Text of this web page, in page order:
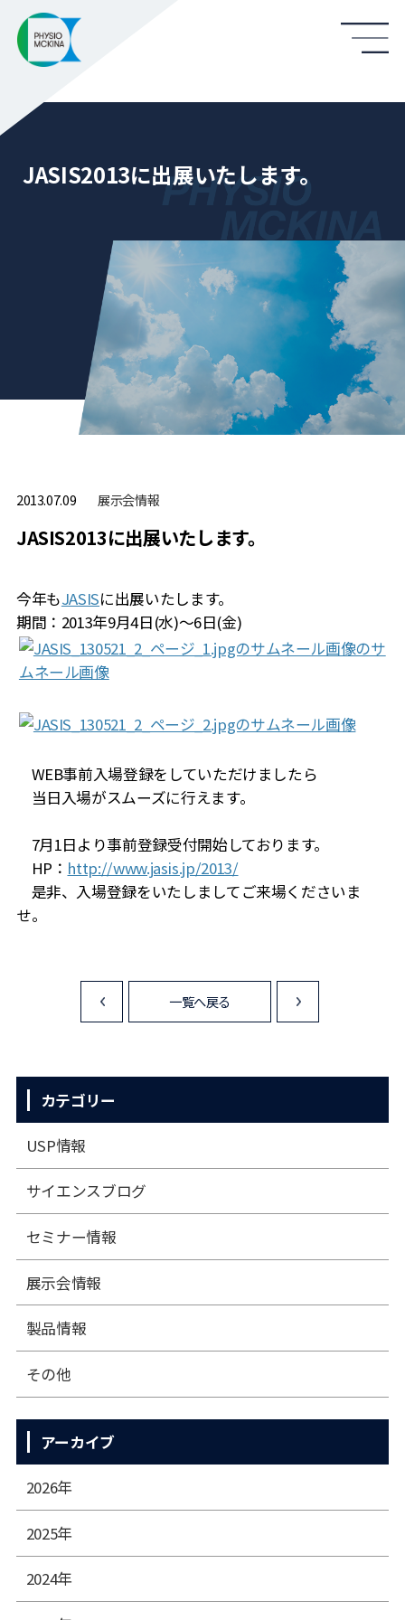
JASIS2013に出展いたします。
2013.07.09 展⽰会情報
JASIS2013に出展いたします。
今年もJASISに出展いたします。
期間：2013年9月4日(水)～6日(金)
WEB事前入場登録をしていただけましたら
当日入場がスムーズに行えます。
7月1日より事前登録受付開始しております。
HP： http://www.jasis.jp/2013/
是非、入場登録をいたしましてご来場くださいま
せ。
<
一覧へ戻る
カテゴリー
USP情報
サイエンスブログ
セミナー情報
展⽰会情報
製品情報
その他
アーカイブ
2026年
2025年
2024年